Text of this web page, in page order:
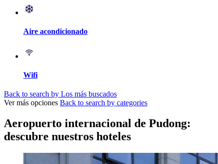
Aire acondicionado
Wifi
Back to search by Los más buscados
Ver más opciones Back to search by categories
Aeropuerto internacional de Pudong:
descubre nuestros hoteles